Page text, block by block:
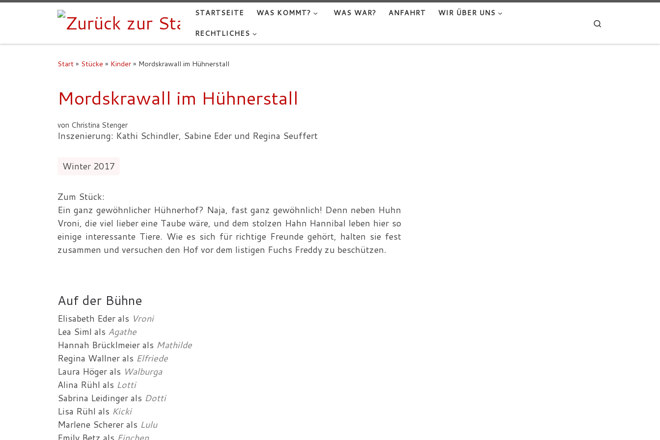
STARTSEITE WAS KOMMT? WAS WAR? ANFAHRT
WIR ÜBER UNS
RECHTLICHES
Start» Stücke » Kinder» Mordskrawall im Hühnerstall
Mordskrawall im Hühnerstall
von Christina Stenger
Inszenierung: Kathi Schindler, Sabine Eder und Regina Seuffert
Winter 2017
Zum Stück:
Ein ganz gewöhnlicher Hühnerhof? Naja, fast ganz gewöhnlich! Denn neben Huhn
Vroni, die viel lieber eine Taube wäre, und dem stolzen Hahn Hannibal leben hier so
einige interessante Tiere. Wie es sich für richtige Freunde gehört, halten sie fest
zusammen und versuchen den Hof vor dem listigen Fuchs Freddy zu beschützen.
Auf der Bühne
Elisabeth Ederals Vroni
Lea Siml als Agathe
Hannah Brücklmeierals Mathilde
Regina Wallnerals Elfriede
Laura Högerals Walburga
Alina Rühl als Lotti
Sabrina Leidingerals Dotti
Lisa Rühl als Kicki
Marlene Schererals Lulu